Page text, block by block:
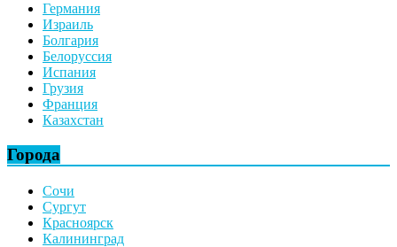
Германия
Израиль
Болгария
Белоруссия
Испания
Грузия
Франция
Казахстан
Города
Сочи
Сургут
Красноярск
Калининград